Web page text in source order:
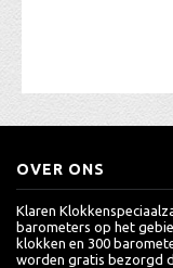
OVER ONS
Klaren
barometers op het
klokken en 300
worden gratis bezorgd